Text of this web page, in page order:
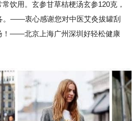
饮用。玄参甘草桔梗汤玄参120克，
。——衷心感谢您对中医艾灸拔罐刮
！——北京上海广州深圳好轻松健康